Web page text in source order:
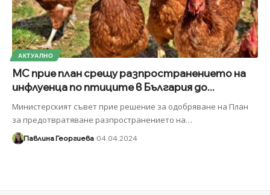
АКТУАЛНО
МС прие план срещу разпространението на
инфлуенца по птиците в България до...
Министерският съвет прие решение за одобряване на План
за предотвратяване разпространението на…
Павлина Георгиева 04.04.2024